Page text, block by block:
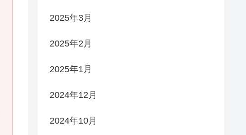
2025年3月
2025年2月
2025年1月
2024年12月
2024年10月